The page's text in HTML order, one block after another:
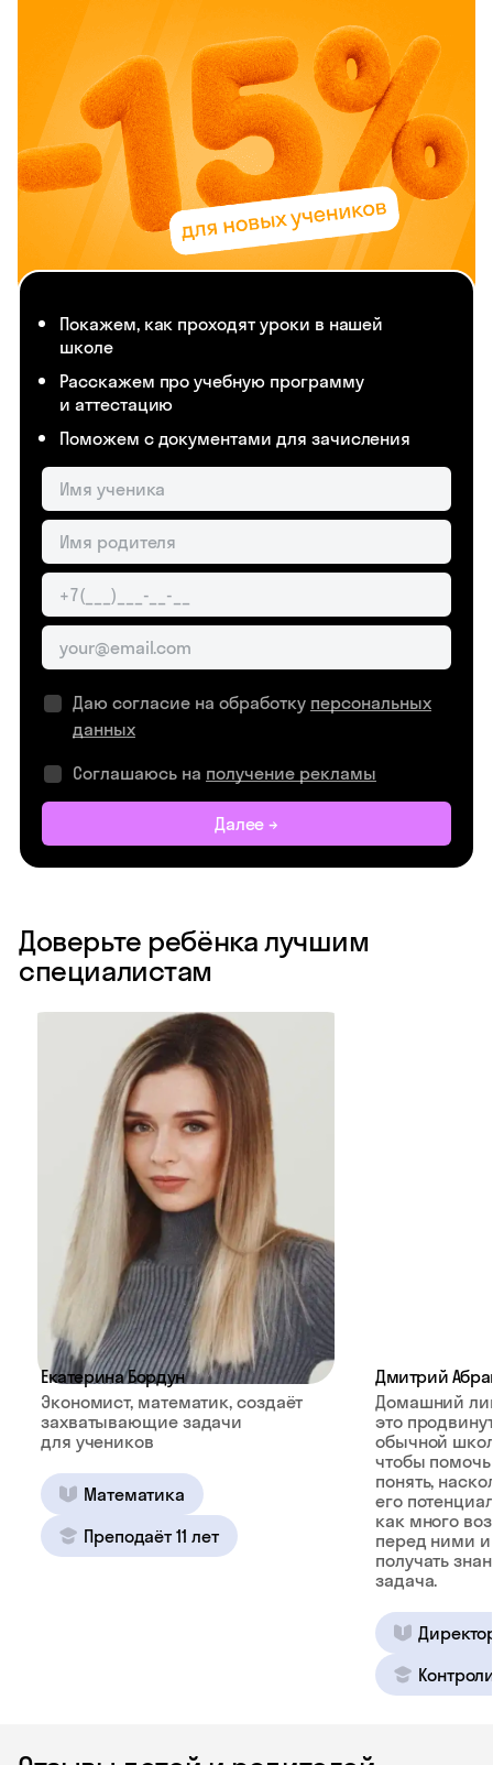
Покажем, как проходят уроки в нашей
школе
Расскажем про учебную программу
и аттестацию
Поможем с документами для зачисления
Даю согласие на обработку персональных
данных
Соглашаюсь на получение рекламы
Далее →
Доверьте ребёнка лучшим
специалистам
Екатерина Бордун
Экономист, математик, создаёт
захватывающие задачи
для учеников
Математика
Преподаёт 11 лет
Дмитрий
Домашний
это
обычной
чтобы
понять,
его
как много
перед ними и
получать
задача.